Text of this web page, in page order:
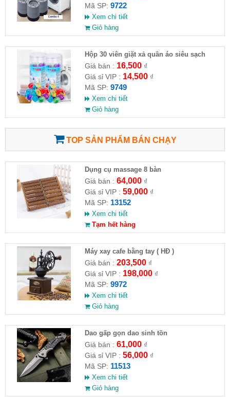
Mã SP: 9722
Xem chi tiết
Giỏ hàng
Hộp 30 viên giặt xả quần áo siêu sạch
Giá bán : 16,500₫
Giá sỉ VIP : 14,500₫
Mã SP: 9749
Xem chi tiết
Giỏ hàng
TOP SẢN PHẨM BÁN CHẠY
Dụng cụ massage 8 bàn
Giá bán : 64,000₫
Giá sỉ VIP : 59,000₫
Mã SP: 13152
Xem chi tiết
Tạm hết hàng
Máy xay cafe bằng tay ( HĐ )
Giá bán : 203,500₫
Giá sỉ VIP : 198,000₫
Mã SP: 9972
Xem chi tiết
Giỏ hàng
Dao gấp gọn dao sinh tồn
Giá bán : 61,000₫
Giá sỉ VIP : 56,000₫
Mã SP: 11513
Xem chi tiết
Giỏ hàng